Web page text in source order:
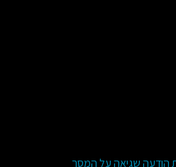
הודעה שגיאה על המסך